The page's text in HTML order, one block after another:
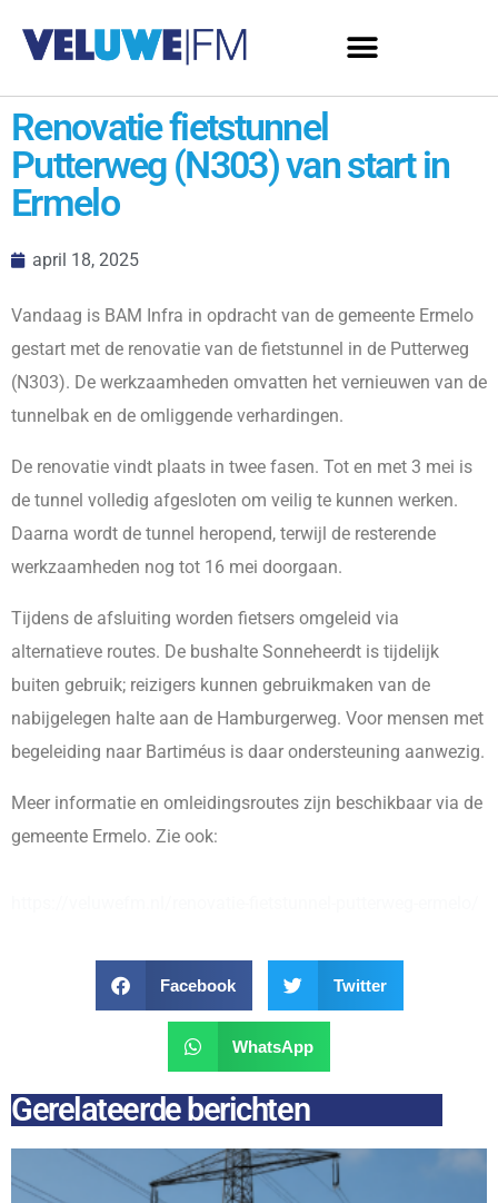
Renovatie fietstunnel
Putterweg (N303) van start in
Ermelo
april 18, 2025
Vandaag is BAM Infra in opdracht van de gemeente Ermelo
gestart met de renovatie van de fietstunnel in de Putterweg
(N303). De werkzaamheden omvatten het vernieuwen van de
tunnelbak en de omliggende verhardingen.
De renovatie vindt plaats in twee fasen. Tot en met 3 mei is
de tunnel volledig afgesloten om veilig te kunnen werken.
Daarna wordt de tunnel heropend, terwijl de resterende
werkzaamheden nog tot 16 mei doorgaan.
Tijdens de afsluiting worden fietsers omgeleid via
alternatieve routes. De bushalte Sonneheerdt is tijdelijk
buiten gebruik; reizigers kunnen gebruikmaken van de
nabijgelegen halte aan de Hamburgerweg. Voor mensen met
begeleiding naar Bartiméus is daar ondersteuning aanwezig.
Meer informatie en omleidingsroutes zijn beschikbaar via de
gemeente Ermelo. Zie ook:
Facebook Twitter
WhatsApp
Gerelateerde berichten